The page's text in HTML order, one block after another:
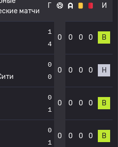
матчи
Г И
1
4
0 0 0 0 В
0
0
0 0 0 0 Н
0
1
0 0 0 0 В
0
1
0 0 0 0 В